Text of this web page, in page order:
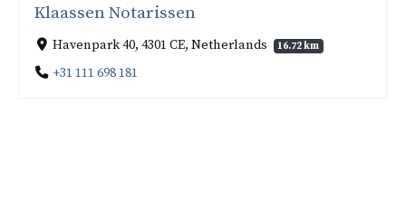
Klaassen Notarissen
Havenpark 40, 4301 CE, Netherlands 16.72 km
+31 111 698 181